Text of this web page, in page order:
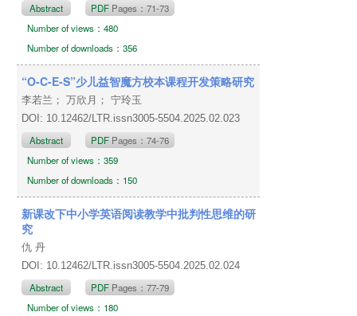
Abstract PDF Pages：71-73
Number of views：480
Number of downloads：356
“O-C-E-S”少儿益智魔方校本课程开发策略研究
李若兰； 万欣月； 宁玲玉
DOI: 10.12462/LTR.issn3005-5504.2025.02.023
Abstract PDF Pages：74-76
Number of views：359
Number of downloads：150
新课改下中小学英语阅读教学中批判性思维的研
究
仇 丹
DOI: 10.12462/LTR.issn3005-5504.2025.02.024
Abstract PDF Pages：77-79
Number of views：180